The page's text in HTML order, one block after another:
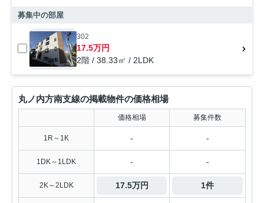
募集中の部屋
302
17.5万円
2階 / 38.33㎡ / 2LDK
丸ノ内方南支線の掲載物件の価格相場
価格相場 募集件数
1R～1K - -
1DK～1LDK - -
2K～2LDK 17.5万円 1件